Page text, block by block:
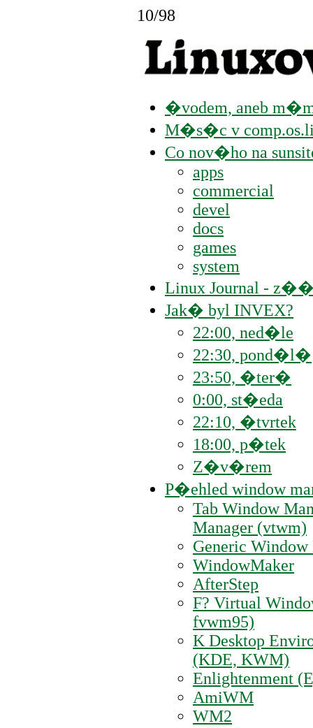
10/98
�vodem, aneb
M�s�c v
Co nov�ho na
apps
commercial
devel
docs
games
system
Linux Journal -
Jak� byl INVEX?
22:00, ned�le
22:30, pond�l�
23:50, �ter�
0:00, st�eda
22:10, �tvrtek
18:00, p�tek
Z�v�rem
P�ehled window
Tab Window
Manager (vtwm)
Generic
WindowMaker
AfterStep
F? Virtual
fvwm95)
K Desktop
(KDE, KWM)
Enlightenment
AmiWM
WM2